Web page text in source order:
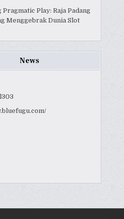
Pragmatic Play: Raja Padang
Menggebrak Dunia Slot
News